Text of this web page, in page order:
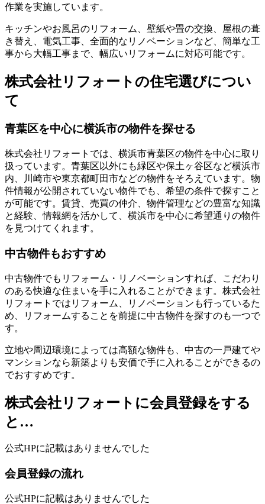
作業を実施しています。
キッチンやお風呂のリフォーム、壁紙や畳の交換、屋根の葺
き替え、電気工事、全面的なリノベーションなど、簡単な工
事から大幅工事まで、幅広いリフォームに対応可能です。
株式会社リフォートの住宅選びについ
て
青葉区を中心に横浜市の物件を探せる
株式会社リフォートでは、横浜市青葉区の物件を中心に取り
扱っています。青葉区以外にも緑区や保土ヶ谷区など横浜市
内、川崎市や東京都町田市などの物件をそろえています。物
件情報が公開されていない物件でも、希望の条件で探すこと
が可能です。賃貸、売買の仲介、物件管理などの豊富な知識
と経験、情報網を活かして、横浜市を中心に希望通りの物件
を見つけてくれます。
中古物件もおすすめ
中古物件でもリフォーム・リノベーションすれば、こだわり
のある快適な住まいを手に入れることができます。株式会社
リフォートではリフォーム、リノベーションも行っているた
め、リフォームすることを前提に中古物件を探すのも一つで
す。
立地や周辺環境によっては高額な物件も、中古の一戸建てや
マンションなら新築よりも安価で手に入れることができるの
でおすすめです。
株式会社リフォートに会員登録をする
と…
公式HPに記載はありませんでした
会員登録の流れ
公式HPに記載はありませんでした